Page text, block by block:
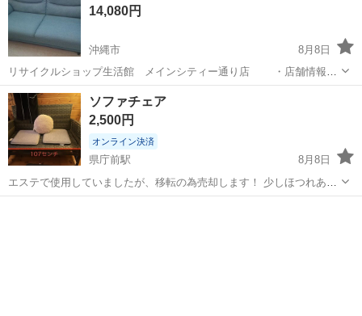
14,080円
沖縄市
8月8日
リサイクルショップ生活館 メインシティー通り店 ・店舗情報
営業時間：10：00～19：30（定休無し） 住所：沖縄
市松本920 お支払いは、現金・各種クレジットカー...
沖縄 沖縄市
ソファチェア
2,500円
オンライン決済
県庁前駅
8月8日
エステで使用していましたが、移転の為売却します！ 少しほつれあ
り！ 取りに来てくれる方限定で、24日以降でお願いします！